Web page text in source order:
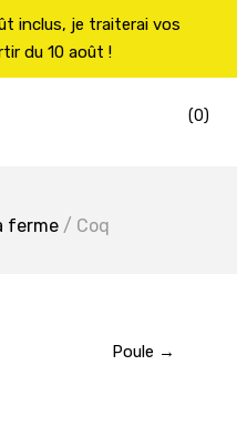
inclus, je traiterai vos
du 10 août !
(0)
ferme / Coq
Poule →